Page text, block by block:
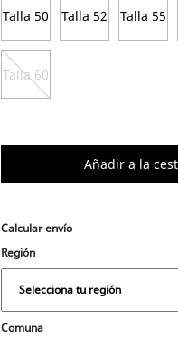
Talla 50 Talla 52 Talla 55
Talla 60
Calcular envío
Región
Comuna